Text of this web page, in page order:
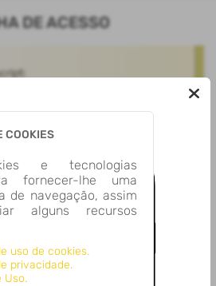
COOKIES
e tecnologias
fornecer-lhe uma
de navegação, assim
alguns recursos
uso de cookies.
privacidade.
Uso.
DE ACESSO